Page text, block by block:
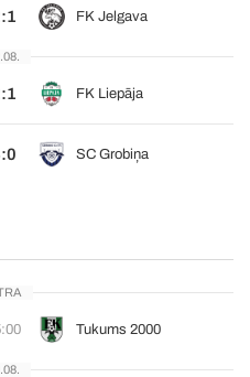
FK Jelgava
FK Liepāja
SC Grobiņa
Tukums 2000